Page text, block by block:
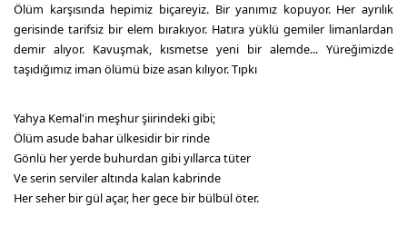
Ölüm karşısında hepimiz biçareyiz. Bir yanımız kopuyor. Her ayrılık
gerisinde tarifsiz bir elem bırakıyor. Hatıra yüklü gemiler limanlardan
demir alıyor. Kavuşmak, kısmetse yeni bir alemde... Yüreğimizde
taşıdığımız iman ölümü bize asan kılıyor. Tıpkı
Yahya Kemal'in meşhur şiirindeki gibi;
Ölüm asude bahar ülkesidir bir rinde
Gönlü her yerde buhurdan gibi yıllarca tüter
Ve serin serviler altında kalan kabrinde
Her seher bir gül açar, her gece bir bülbül öter.